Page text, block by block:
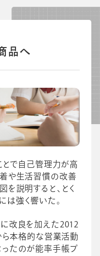
品へ
とで自己管理力が高
や生活習慣の改善
を説明すると、とく
強く響いた。
改良を加えた2012
ら本格的な営業活動
ったのが能率手帳プ